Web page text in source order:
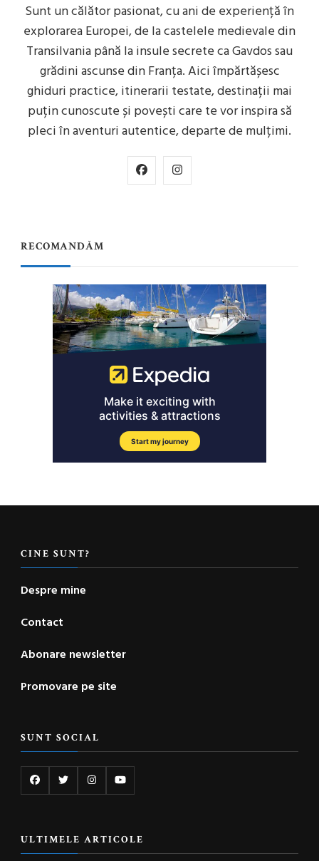
Sunt un călător pasionat, cu ani de experiență în
explorarea Europei, de la castelele medievale din
Transilvania până la insule secrete ca Gavdos sau
grădini ascunse din Franța. Aici împărtășesc
ghiduri practice, itinerarii testate, destinații mai
puțin cunoscute și povești care te vor inspira să
pleci în aventuri autentice, departe de mulțimi.
RECOMANDĂM
CINE SUNT?
Despre mine
Contact
Abonare newsletter
Promovare pe site
SUNT SOCIAL
ULTIMELE ARTICOLE